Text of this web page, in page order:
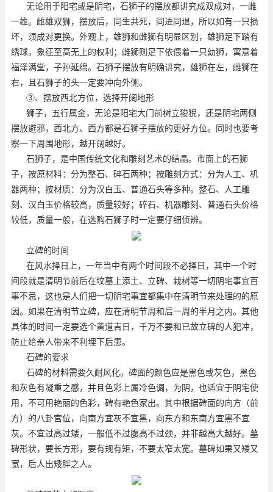
无论用于阳宅或是阴宅，石狮子的摆放都讲究成双成对，一雌
一雄。雌雄双狮，摆放后，同生共死，同进同退，所以如有一只损
坏，须成对更换。外观上，雄狮和雌狮有明显区别，雄狮足下踏有
绣球，象征至高无上的权利；雌狮则足下依偎着一只幼狮，寓意着
福泽满堂，子孙延绵。石狮子摆放有明确讲究，雄狮在左，雌狮在
右，且石狮子的头一定要冲向外侧。
③、摆放西北方位，选择开阔地形
狮子，五行属金，无论是阳宅大门前树立狻猊，还是阴宅两侧
摆放避邪，西北方、西方都是石狮子摆放的更好方位。同时也要考
察一下周围地形，越开阔越好。
石狮子，是中国传统文化和雕刻艺术的结晶。市面上的石狮
子，按原材料：分为整石、碎石两种；按雕刻方式：分为人工、机
器两种；按材质：分为汉白玉、普通石头等多种。整石、人工雕
刻、汉白玉价格较高，质量较好；碎石、机器雕刻、普通石头价格
较低，质量一般，在选购石狮子时一定要仔细侦辨。
立碑的时间
在风水择日上，一年当中有两个时间段不必择日，其中一个时
间段就是清明节前后在坟墓上添土、立碑、栽树等一切阴宅事宜百
事不忌，这也是人们把一切阴宅事宜都集中在清明节来处理的的原
因。如果在清明节立碑，应在清明节周和后一周的半月之内。其他
具体的时间一定要选个黄道吉日，千万不要和已故立碑的人犯冲，
防止给亲人带来不利埋下后患。
石碑的要求
石碑的材料需要久耐风化。碑面的颜色应是黑色或灰色，黑色
和灰色有凝重之感，并且色彩上属冷色调，为阴，也适宜于阴宅使
用，不可用艳丽的色彩，碑有艳色家出。其中根据碑面的向方（前
方）的八卦宫位，向南方宜灰不宜黑，向东方和东南方宜黑不宜
灰。不宜过高过矮，一般低不过腹高不过颈，并非越高大越好。墓
碑形状，要长方形，要有规有矩，不要太窄太宽。墓碑如果又矮又
宽，后人出矮胖之人。